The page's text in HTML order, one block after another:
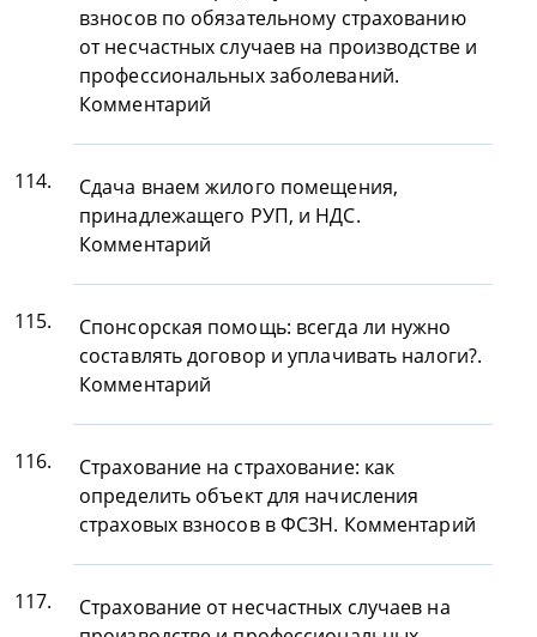
взносов по обязательному страхованию
от несчастных случаев на производстве и
профессиональных заболеваний.
Комментарий
114.
Сдача внаем жилого помещения,
принадлежащего РУП, и НДС.
Комментарий
115.
Спонсорская помощь: всегда ли нужно
составлять договор и уплачивать налоги?.
Комментарий
116.
Страхование на страхование: как
определить объект для начисления
страховых взносов в ФСЗН. Комментарий
117.
Страхование от несчастных случаев на